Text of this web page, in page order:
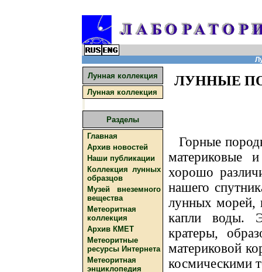
Лунная коллекция
Лунная коллекция
Разделы
Главная
Архив новостей
Наши публикации
Коллекция лунных
образцов
Музей внеземного
вещества
Метеоритная
коллекция
Архив КМЕТ
Метеоритные
ресурсы Интернета
Метеоритная
энциклопедия
ЛУННЫЕ
Горные
материковые
хорошо
нашего
лунных морей,
капли воды.
кратеры,
материковой
космическими